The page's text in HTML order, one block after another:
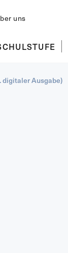
uns
digitaler Ausgabe)